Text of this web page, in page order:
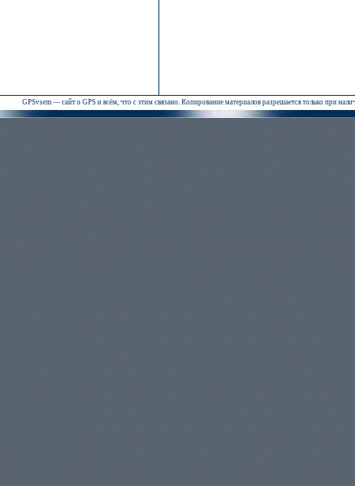
GPSvsem — сайт о GPS и всём, что с этим связано. Копирование материалов разрешается только при